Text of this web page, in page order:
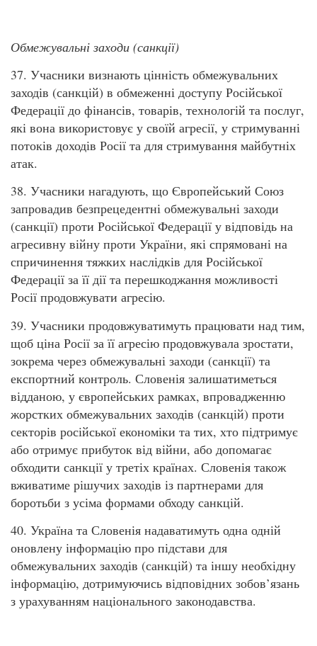
Обмежувальні заходи (санкції)
37. Учасники визнають цінність обмежувальних
заходів (санкцій) в обмеженні доступу Російської
Федерації до фінансів, товарів, технологій та послуг,
які вона використовує у своїй агресії, у стримуванні
потоків доходів Росії та для стримування майбутніх
атак.
38. Учасники нагадують, що Європейський Союз
запровадив безпрецедентні обмежувальні заходи
(санкції) проти Російської Федерації у відповідь на
агресивну війну проти України, які спрямовані на
спричинення тяжких наслідків для Російської
Федерації за її дії та перешкоджання можливості
Росії продовжувати агресію.
39. Учасники продовжуватимуть працювати над тим,
щоб ціна Росії за її агресію продовжувала зростати,
зокрема через обмежувальні заходи (санкції) та
експортний контроль. Словенія залишатиметься
відданою, у європейських рамках, впровадженню
жорстких обмежувальних заходів (санкцій) проти
секторів російської економіки та тих, хто підтримує
або отримує прибуток від війни, або допомагає
обходити санкції у третіх країнах. Словенія також
вживатиме рішучих заходів із партнерами для
боротьби з усіма формами обходу санкцій.
40. Україна та Словенія надаватимуть одна одній
оновлену інформацію про підстави для
обмежувальних заходів (санкцій) та іншу необхідну
інформацію, дотримуючись відповідних зобов’язань
з урахуванням національного законодавства.